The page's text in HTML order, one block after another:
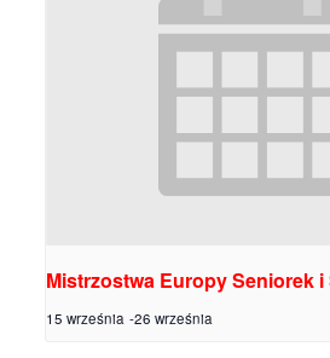
Mistrzostwa Europy Seniorek
15 września -26 września